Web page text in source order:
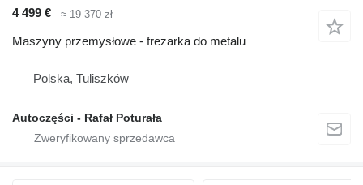
4 499 €
≈ 19 370 zł
Maszyny przemysłowe - frezarka do metalu
Polska, Tuliszków
Autoczęści - Rafał Poturała